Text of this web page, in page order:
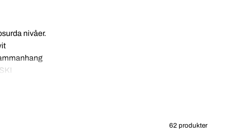
nivåer.
62 produkter